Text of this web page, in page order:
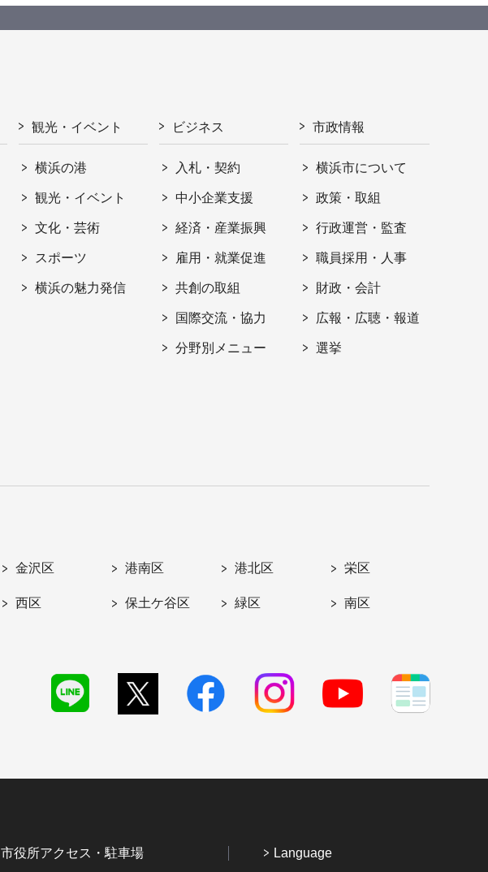
観光・イベント
横浜の港
観光・イベント
文化・芸術
スポーツ
横浜の魅力発信
ビジネス
入札・契約
中小企業支援
経済・産業振興
雇用・就業促進
共創の取組
国際交流・協力
分野別メニュー
市政情報
横浜市について
政策・取組
行政運営・監査
職員採用・人事
財政・会計
広報・広聴・報道
選挙
金沢区 港南区 港北区 栄区
西区 保土ケ谷区 緑区 南区
市役所アクセス・駐車場 Language